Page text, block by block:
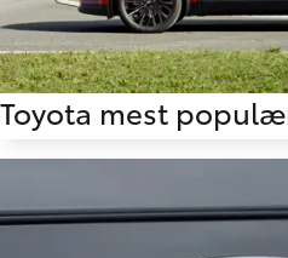
Toyota mest